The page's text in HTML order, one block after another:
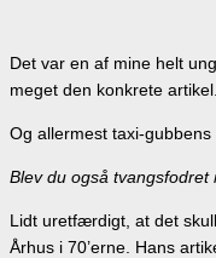
Det var en af mine helt
meget den konkrete
Og allermest taxi-
Blev du også
Lidt uretfærdigt, at det
Århus i 70’erne. Hans